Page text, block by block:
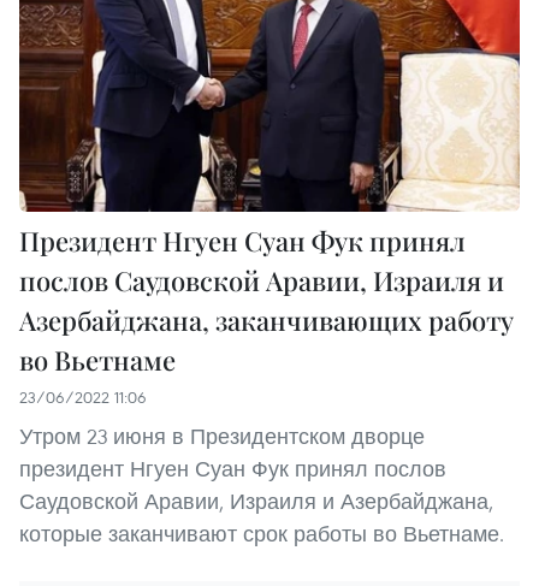
Президент Нгуен Суан Фук принял
послов Саудовской Аравии, Израиля и
Азербайджана, заканчивающих работу
во Вьетнаме
23/06/2022 11:06
Утром 23 июня в Президентском дворце
президент Нгуен Суан Фук принял послов
Саудовской Аравии, Израиля и Азербайджана,
которые заканчивают срок работы во Вьетнаме.